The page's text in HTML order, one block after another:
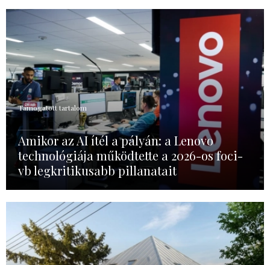
Támogatott tartalom
Amikor az AI ítél a pályán: a Lenovo
technológiája működtette a 2026-os foci-
vb legkritikusabb pillanatait